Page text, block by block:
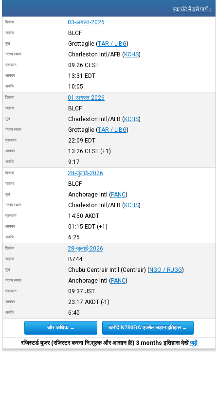
एक घंटे में इसे पायें।
दिनांक 03-अगस्त-2026
जहाज BLCF
मूल Grottaglie (TAR / LIBG)
गंतव्य स्थान Charleston Intl/AFB (KCHS)
प्रस्थान 09:26 CEST
आगमन 13:31 EDT
अवधि 10:05
दिनांक 01-अगस्त-2026
जहाज BLCF
मूल Charleston Intl/AFB (KCHS)
गंतव्य स्थान Grottaglie (TAR / LIBG)
प्रस्थान 22:09 EDT
आगमन 13:26 CEST(+1)
अवधि 9:17
दिनांक 28-जुलाई-2026
जहाज BLCF
मूल Anchorage Intl (PANC)
गंतव्य स्थान Charleston Intl/AFB (KCHS)
प्रस्थान 14:50 AKDT
आगमन 01:15 EDT(+1)
अवधि 6:25
दिनांक 28-जुलाई-2026
जहाज B744
मूल Chubu Centrair Int'l (Centrair) (NGO / RJGG)
गंतव्य स्थान Anchorage Intl (PANC)
प्रस्थान 09:37 JST
आगमन 23:17 AKDT(-1)
अवधि 6:40
और अधिक → खरीदें N780BA एक्सेल उड़ान इतिहास →
रजिस्टर्ड यूजर (रजिस्टर करना नि:शुल्क और आसान है!) 3 months इतिहास देखेंजुड़ें